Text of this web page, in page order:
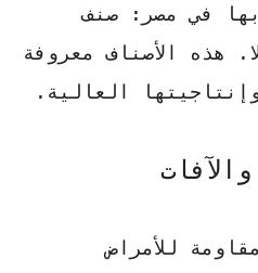
في مصر: صنف
. هذه الأصناف معروفة
العالية.
للأمراض